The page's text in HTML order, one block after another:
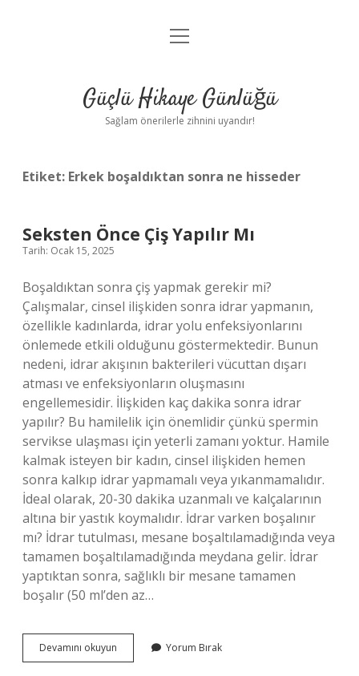
Anasayfa
Yasal Uyarı
menüyü
Güçlü Hikaye Günlüğü
Sağlam önerilerle zihnini uyandır!
Etiket: Erkek boşaldıktan sonra ne hisseder
Seksten Önce Çiş Yapılır Mı
Tarih: Ocak 15, 2025
Boşaldıktan sonra çiş yapmak gerekir mi?
Çalışmalar, cinsel ilişkiden sonra idrar yapmanın,
özellikle kadınlarda, idrar yolu enfeksiyonlarını
önlemede etkili olduğunu göstermektedir. Bunun
nedeni, idrar akışının bakterileri vücuttan dışarı
atması ve enfeksiyonların oluşmasını
engellemesidir. İlişkiden kaç dakika sonra idrar
yapılır? Bu hamilelik için önemlidir çünkü spermin
servikse ulaşması için yeterli zamanı yoktur. Hamile
kalmak isteyen bir kadın, cinsel ilişkiden hemen
sonra kalkıp idrar yapmamalı veya yıkanmamalıdır.
İdeal olarak, 20-30 dakika uzanmalı ve kalçalarının
altına bir yastık koymalıdır. İdrar varken boşalınır
mı? İdrar tutulması, mesane boşaltılamadığında veya
tamamen boşaltılamadığında meydana gelir. İdrar
yaptıktan sonra, sağlıklı bir mesane tamamen
boşalır (50 ml’den az…
Devamını okuyun
Önce
Yorum Bırak